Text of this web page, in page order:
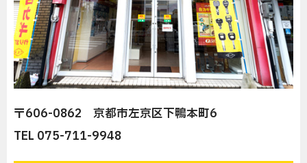
〒606-0862 京都市左京区下鴨本町6
TEL 075-711-9948